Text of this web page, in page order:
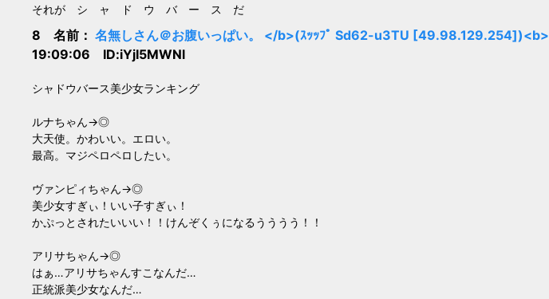
それが シ ャ ド ウ バ ー ス だ
8 名前： 名無しさん＠お腹いっぱい。 </b>(ｽｯｯﾌﾟ Sd62-u3TU [49.98.129.254])<b>
19:09:06 ID:iYjI5MWNl
シャドウバース美少女ランキング
ルナちゃん→◎
大天使。かわいい。エロい。
最高。マジペロペロしたい。
ヴァンピィちゃん→◎
美少女すぎぃ！いい子すぎぃ！
かぷっとされたいいい！！けんぞくぅになるうううう！！
アリサちゃん→◎
はぁ…アリサちゃんすこなんだ…
正統派美少女なんだ…